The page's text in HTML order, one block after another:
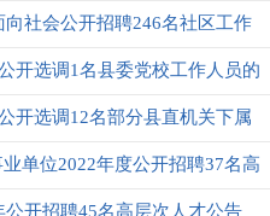
社会公开招聘246名社区工作
开选调1名县委党校工作人员的
开选调12名部分县直机关下属
单位2022年度公开招聘37名高
开招聘45名高层次人才公告